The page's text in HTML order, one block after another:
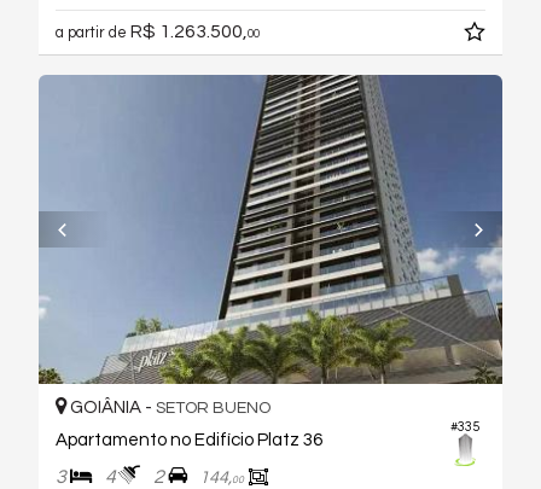
a partir de R$ 1.263.500,00
#335
GOIÂNIA - SETOR BUENO
Apartamento no Edifício Platz 36
3 4 2 144,00